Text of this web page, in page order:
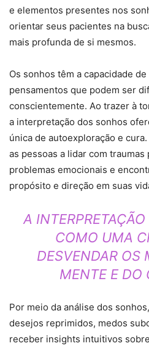
e elementos presentes nos
orientar seus pacientes na
mais profunda de si mesmos.
Os sonhos têm a capacidade
pensamentos que podem ser
conscientemente. Ao trazer à
a interpretação dos sonhos
única de autoexploração e
as pessoas a lidar com
problemas emocionais e
propósito e direção em suas
A
COMO UMA
DESVENDAR OS
MENTE E DO
Por meio da análise dos
desejos reprimidos, medos
receber insights intuitivos